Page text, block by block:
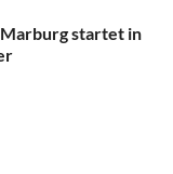
startet in